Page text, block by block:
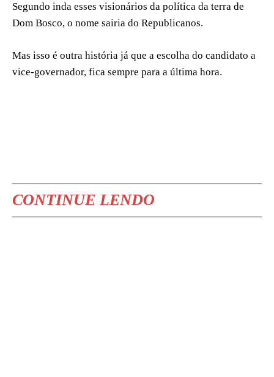
Segundo inda esses visionários da política da terra de
Dom Bosco, o nome sairia do Republicanos.
Mas isso é outra história já que a escolha do candidato a
vice-governador, fica sempre para a última hora.
CONTINUE LENDO